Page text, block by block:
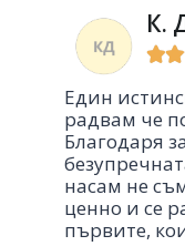
К.

Един
радвам че
Благодаря
насам не
ценно и се
първите,